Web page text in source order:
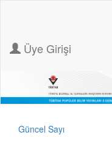
Üye Girişi
Güncel Sayı